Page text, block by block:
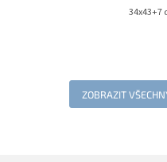
34x43+7
ZOBRAZIT